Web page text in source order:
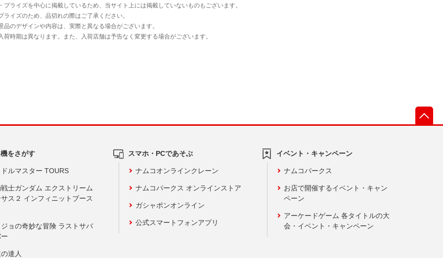
をさがす
ルマスター TOURS
士ガンダム エクストリーム
ス２ インフィニットブース
ョの奇妙な冒険 ラストサバ
達人
スマホ・PCであそぶ
ナムコオンラインクレーン
ナムコパークス オンラインストア
ガシャポンオンライン
公式スマートフォンアプリ
イベント・キャンペーン
ナムコパークス
お店で開催するイベント・キャン
ペーン
アーケードゲーム 各タイトルの大
会・イベント・キャンペーン